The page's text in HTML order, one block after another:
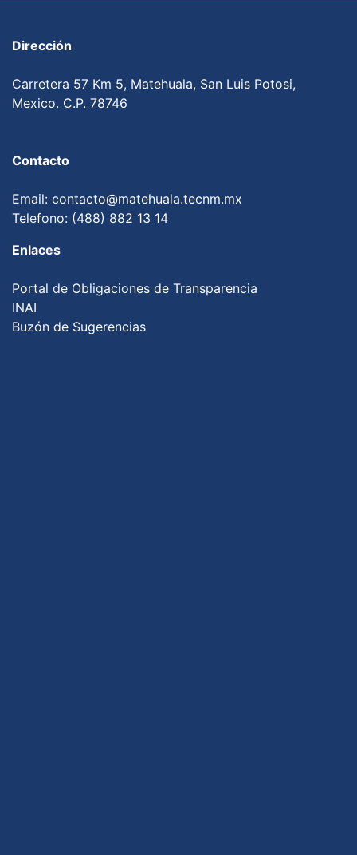
Dirección
Carretera 57 Km 5, Matehuala, San Luis Potosi,
Mexico. C.P. 78746
Contacto
Email: contacto@matehuala.tecnm.mx
Telefono: (488) 882 13 14
Enlaces
Portal de Obligaciones de Transparencia
INAI
Buzón de Sugerencias